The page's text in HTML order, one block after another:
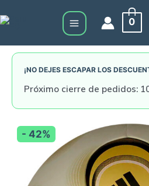
to
Main
Menu
0
¡NO DEJES ESCAPAR LOS
Próximo cierre de pedidos:
- 42%